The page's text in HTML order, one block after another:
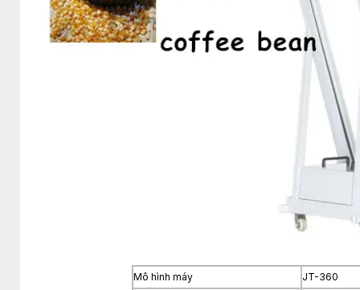
Mô hình máy
JT-360